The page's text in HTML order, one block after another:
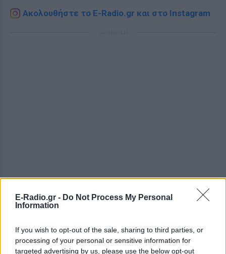
E-Radio.gr - Do Not Process My Personal
Information
If you wish to opt-out of the sale, sharing to third parties, or
processing of your personal or sensitive information for
targeted advertising by us, please use the below opt-out
Ακολουθήστε το E-Radio.gr και στο Instagram